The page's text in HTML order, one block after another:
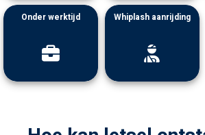
Onder werktijd Whiplash aanrijding